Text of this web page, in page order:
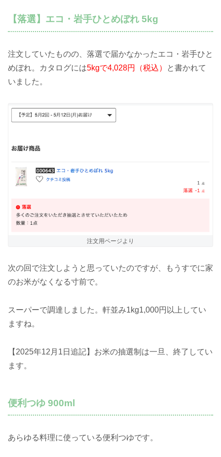
【落選】エコ・岩手ひとめぼれ 5kg
注文していたものの、落選で届かなかったエコ・岩手ひと
めぼれ。カタログには5kgで4,028円（税込）
と書かれて
いました。
注文用ページより
次の回で注文しようと思っていたのですが、もうすでに家
のお米がなくなる寸前で。
スーパーで調達しました。軒並み1kg1,000円以上してい
ますね。
【2025年12月1日追記】お米の抽選制は一旦、終了してい
ます。
便利つゆ 900ml
あらゆる料理に使っている便利つゆです。